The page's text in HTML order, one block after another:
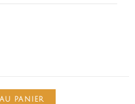
PANIER